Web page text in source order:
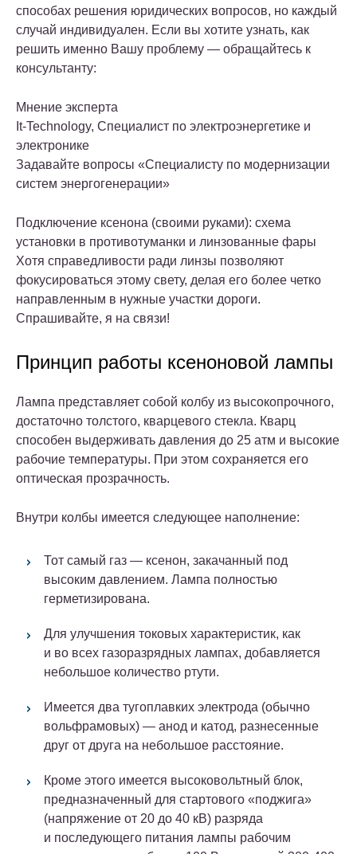
способах решения юридических вопросов, но каждый
случай индивидуален. Если вы хотите узнать, как
решить именно Вашу проблему — обращайтесь к
консультанту:
Мнение эксперта
It-Technology, Cпециалист по электроэнергетике и
электронике
Задавайте вопросы «Специалисту по модернизации
систем энергогенерации»
Подключение ксенона (своими руками): схема
установки в противотуманки и линзованные фары
Хотя справедливости ради линзы позволяют
фокусироваться этому свету, делая его более четко
направленным в нужные участки дороги.
Спрашивайте, я на связи!
Принцип работы ксеноновой лампы
Лампа представляет собой колбу из высокопрочного,
достаточно толстого, кварцевого стекла. Кварц
способен выдерживать давления до 25 атм и высокие
рабочие температуры. При этом сохраняется его
оптическая прозрачность.
Внутри колбы имеется следующее наполнение:
Тот самый газ — ксенон, закачанный под
высоким давлением. Лампа полностью
герметизирована.
Для улучшения токовых характеристик, как
и во всех газоразрядных лампах, добавляется
небольшое количество ртути.
Имеется два тугоплавких электрода (обычно
вольфрамовых) — анод и катод, разнесенные
друг от друга на небольшое расстояние.
Кроме этого имеется высоковольтный блок,
предназначенный для стартового «поджига»
(напряжение от 20 до 40 кВ) разряда
и последующего питания лампы рабочим